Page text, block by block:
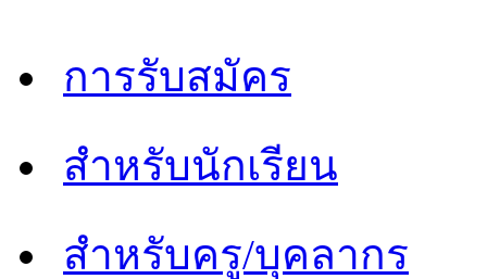
การรับสมัคร
สำหรับนักเรียน
สำหรับครู/บุคลากร